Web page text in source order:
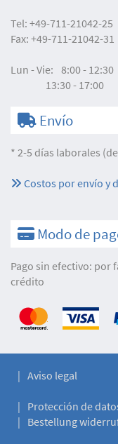
Tel: +49-711-21042-25
Fax: +49-711-21042-31
Lun - Vie: 8:00 - 12:30
13:30 - 17:00
Envío
* 2-5 días laborales
Costos por envío y
Modo de
Pago sin efectivo: por
crédito
Aviso legal
Protección de
Bestellung